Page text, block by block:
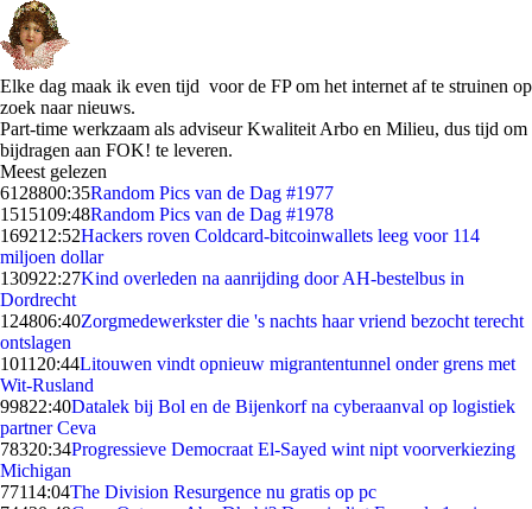
Elke dag maak ik even tijd voor de FP om het internet af te struinen op
zoek naar nieuws.
Part-time werkzaam als adviseur Kwaliteit Arbo en Milieu, dus tijd om
bijdragen aan FOK! te leveren.
Meest gelezen
6128800:35Random Pics van de Dag #1977
1515109:48Random Pics van de Dag #1978
169212:52Hackers roven Coldcard-bitcoinwallets leeg voor 114
miljoen dollar
130922:27Kind overleden na aanrijding door AH-bestelbus in
Dordrecht
124806:40Zorgmedewerkster die 's nachts haar vriend bezocht terecht
ontslagen
1011 20:44Litouwen vindt opnieuw migrantentunnel onder grens met
Wit-Rusland
99822:40Datalek bij Bol en de Bijenkorf na cyberaanval op logistiek
partner Ceva
78320:34Progressieve Democraat El-Sayed wint nipt voorverkiezing
Michigan
77114:04The Division Resurgence nu gratis op pc